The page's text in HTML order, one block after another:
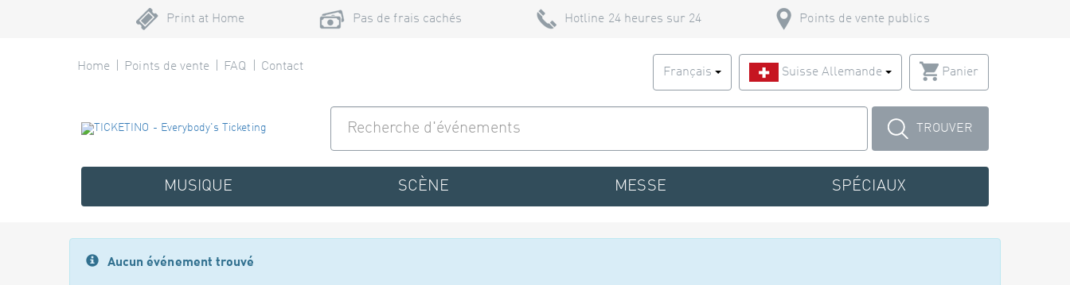
Print at Home Pas de frais cachés Hotline 24 heures sur 24 Points de vente publics
Home Points de vente FAQ Contact Français Suisse Allemande Panier
TROUVER
MUSIQUE SCÈNE MESSE SPÉCIAUX
Aucun événement trouvé